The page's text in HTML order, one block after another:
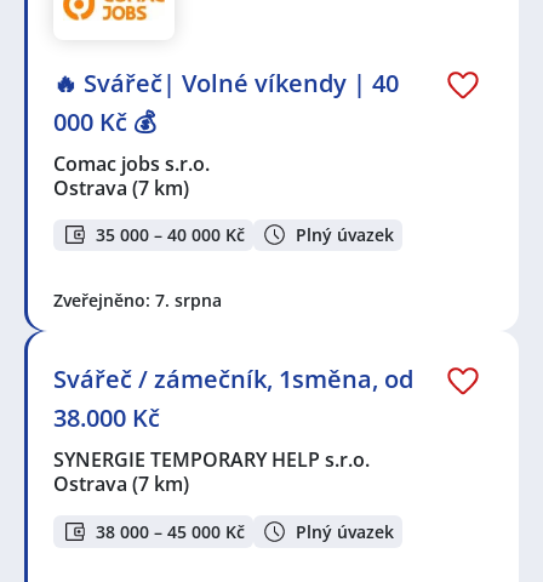
🔥 Svářeč| Volné víkendy | 40
000 Kč 💰
Comac jobs s.r.o.
Ostrava (7 km)
35 000 – 40 000 Kč Plný úvazek
Zveřejněno: 7. srpna
Svářeč / zámečník, 1směna, od
38.000 Kč
SYNERGIE TEMPORARY HELP s.r.o.
Ostrava (7 km)
38 000 – 45 000 Kč Plný úvazek